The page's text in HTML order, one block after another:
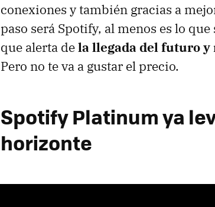
conexiones y también gracias a
paso será Spotify, al menos es lo
que alerta dela llegada del futuro
Pero no te va a gustar el precio.
Spotify Platinum ya
horizonte